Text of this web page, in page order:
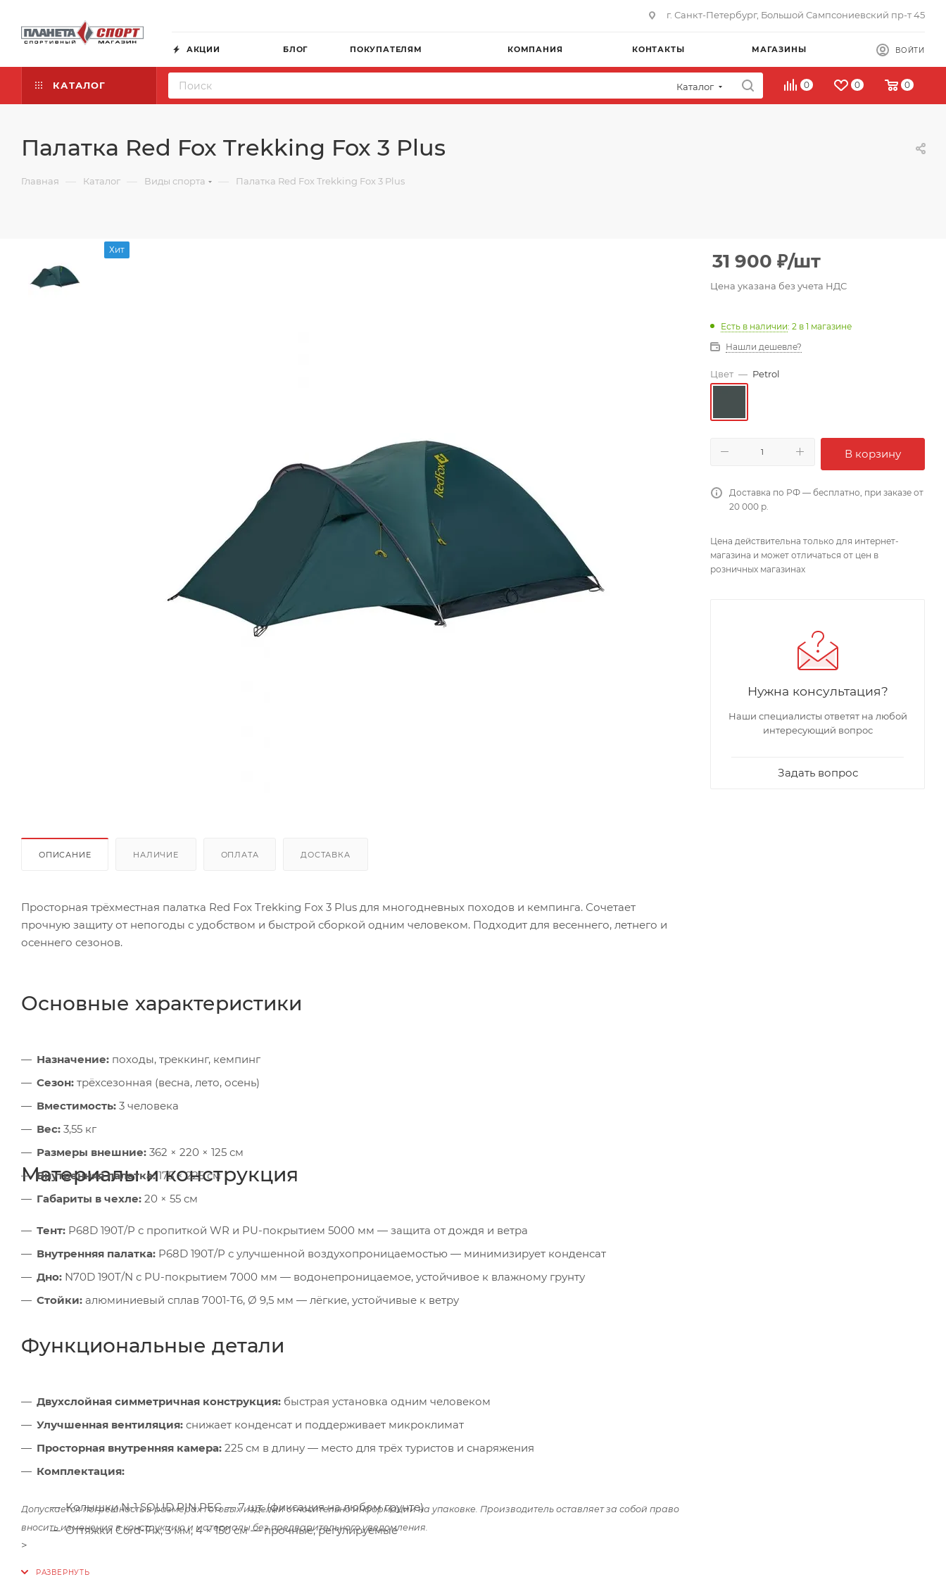
г. Санкт-Петербург, Большой Сампсониевский пр-т 45
АКЦИИ БЛОГ ПОКУПАТЕЛЯМ КОМПАНИЯ КОНТАКТЫ МАГАЗИНЫ ВОЙТИ
КАТАЛОГ Каталог 0 0 0
Палатка Red Fox Trekking Fox 3 Plus
Главная — Каталог — Виды спорта — Палатка Red Fox Trekking Fox 3 Plus
Хит
ОПИСАНИЕ НАЛИЧИЕ ОПЛАТА ДОСТАВКА
Просторная трёхместная палатка Red Fox Trekking Fox 3 Plus для многодневных походов и кемпинга. Сочетает
прочную защиту от непогоды с удобством и быстрой сборкой одним человеком. Подходит для весеннего, летнего и
осеннего сезонов.
Основные характеристики
Назначение: походы, треккинг, кемпинг
Сезон: трёхсезонная (весна, лето, осень)
Вместимость: 3 человека
Вес: 3,55 кг
Размеры внешние: 362 × 220 × 125 см
Внутренняя палатка:175 × 225 см
Габариты в чехле: 20 × 55 см
Материалы и конструкция
Тент: P68D 190T/P с пропиткой WR и PU-покрытием 5000 мм — защита от дождя и ветра
Внутренняя палатка: P68D 190T/P с улучшенной воздухопроницаемостью — минимизирует конденсат
Дно: N70D 190T/N с PU-покрытием 7000 мм — водонепроницаемое, устойчивое к влажному грунту
Стойки: алюминиевый сплав 7001-T6, Ø 9,5 мм — лёгкие, устойчивые к ветру
Функциональные детали
Двухслойная симметричная конструкция: быстрая установка одним человеком
Улучшенная вентиляция: снижает конденсат и поддерживает микроклимат
Просторная внутренняя камера: 225 см в длину — место для трёх туристов и снаряжения
Комплектация:
Колышки N-1 SOLID PIN PEG — 7 шт. (фиксация на любом грунте)
Оттяжки Cord-Fix, 3 мм, 4 × 150 см — прочные, регулируемые
Чехол с ручкой:
Допускается погрешность в размерах готовых изделий относительно информации на упаковке. Производитель оставляет за собой право
вносить изменения в конструкцию и материалы без предварительного уведомления.
>
31 900 ₽/шт
Цена указана без учета НДС
Есть в наличии: 2 в 1 магазине
Нашли дешевле?
Цвет — Petrol
В корзину
Доставка по РФ — бесплатно, при заказе от
20 000 р.
Цена действительна только для интернет-
магазина и может отличаться от цен в
розничных магазинах
Нужна консультация?
Наши специалисты ответят на любой
интересующий вопрос
Задать вопрос